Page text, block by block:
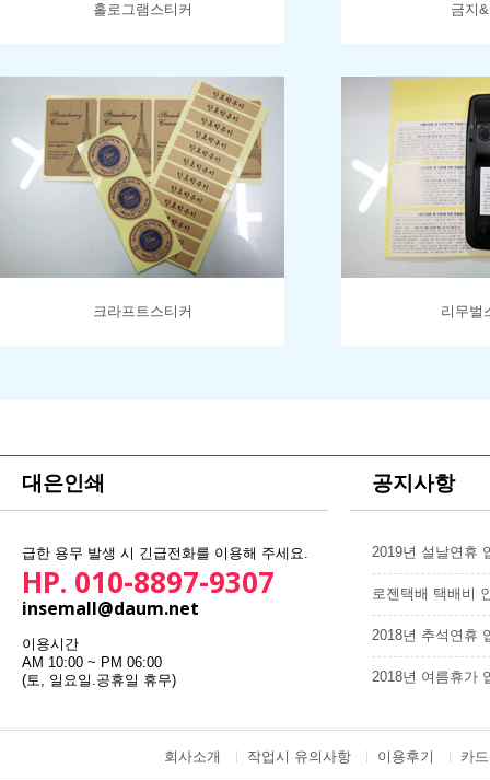
홀로그램스티커 금지
크라프트스티커 리무벌
대은인쇄
급한 용무 발생 시 긴급전화를 이용해 주세요.
HP. 010-8897-9307
insemall@daum.net
이용시간
AM 10:00 ~ PM 06:00
(토, 일요일.공휴일 휴무)
공지사항
2019년 설날연휴
로젠택배 택배비
2018년 추석연휴
2018년 여름휴가
회사소개 작업시 유의사항 이용후기 카